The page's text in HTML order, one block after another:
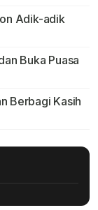
Adik-adik
Buka Puasa
Berbagi Kasih